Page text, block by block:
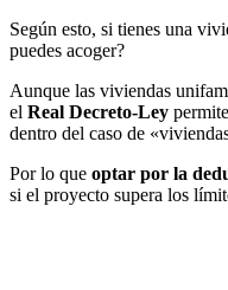
Según esto, si tienes una
puedes acoger?
Aunque las viviendas
el Real Decreto-Ley
dentro del caso de
Por lo que optar por la
si el proyecto supera los